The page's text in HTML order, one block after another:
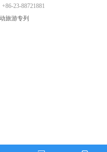
23-88721881
旅游专列